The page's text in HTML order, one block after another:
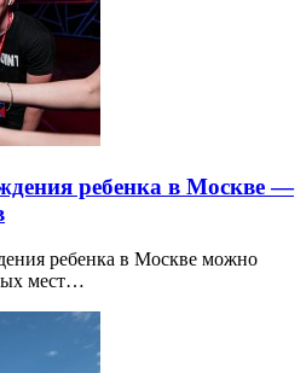
ребенка в Москве —
ребенка в Москве можно
мест…